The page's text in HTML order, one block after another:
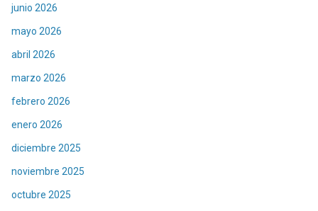
junio 2026
mayo 2026
abril 2026
marzo 2026
febrero 2026
enero 2026
diciembre 2025
noviembre 2025
octubre 2025